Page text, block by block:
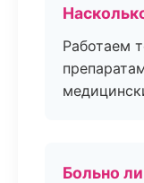
Работаем
Больно